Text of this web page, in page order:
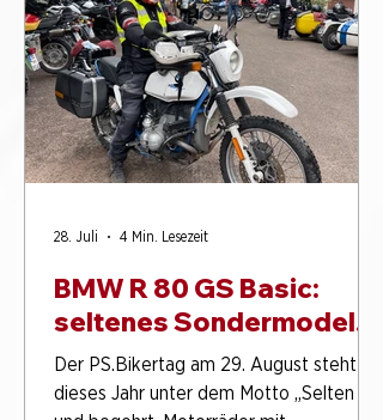
Ziele als eine Kundenveranstaltung. Ein
Team-Event lebt von Beteiligung und
Austausch. Ein Vereinsausflug braucht
häufig einen klaren, gut planbaren
BMW R 80 GS Basic:
seltenes Sondermodell
mit außergewöhnlicher
Laufleistung
Der PS.Bikertag am 29. August steht
dieses Jahr unter dem Motto „Selten
28. Juli 4 Min. Lesezeit